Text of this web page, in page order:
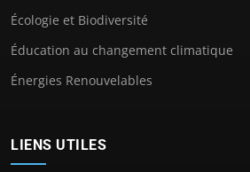
Écologie et Biodiversité
Éducation au changement climatique
Énergies Renouvelables
LIENS UTILES